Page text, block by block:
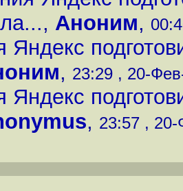
, Аноним,
Яндекс
, 23:29 , 20-
Яндекс
, 23:57 ,